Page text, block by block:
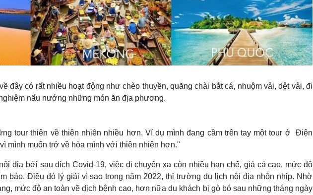
đây có rất nhiều hoạt động như chèo thuyền, quăng chài bắt cá, nhuộm vải, dệt vải, đi
nấu nướng những món ăn địa phương.
tour thiên về thiên nhiên nhiều hơn. Ví dụ mình đang cầm trên tay một tour ở Điện
mình muốn trở về hòa mình với thiên nhiên hơn."
địa bởi sau dịch Covid-19, việc di chuyển xa còn nhiều hạn chế, giá cả cao, mức độ
bảo. Điều đó lý giải vì sao trong năm 2022, thị trường du lịch nội địa nhộn nhịp. Nhờ
mức độ an toàn về dịch bệnh cao, hơn nữa du khách bị gò bó sau những tháng ngày